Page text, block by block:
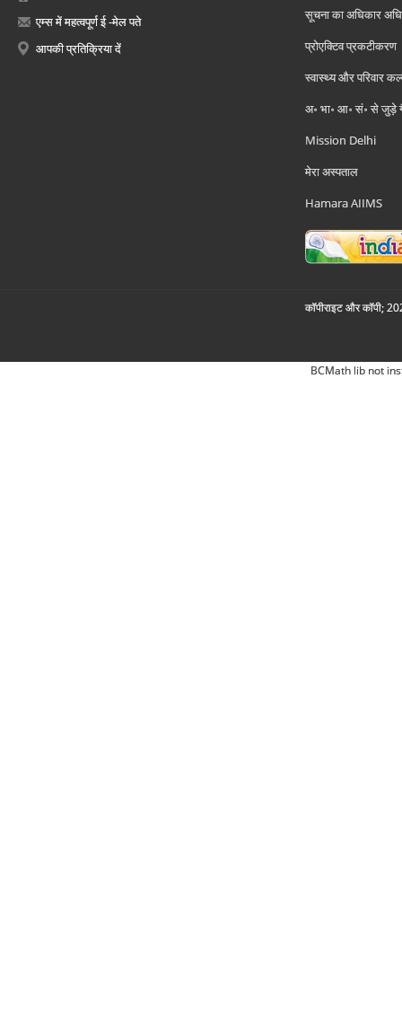
एम्स में महत्वपूर्ण ई -मेल पते
आपकी प्रतिक्रिया दें
सूचना का अधिकार
प्रोएक्टिव प्रकटीकरण
स्वास्थ्य और परिवार
अ॰ भा॰ आ॰ सं॰ से जुड़े
Mission Delhi
मेरा अस्पताल
Hamara AIIMS
कॉपीराइट और कॉपी;
BCMath lib not